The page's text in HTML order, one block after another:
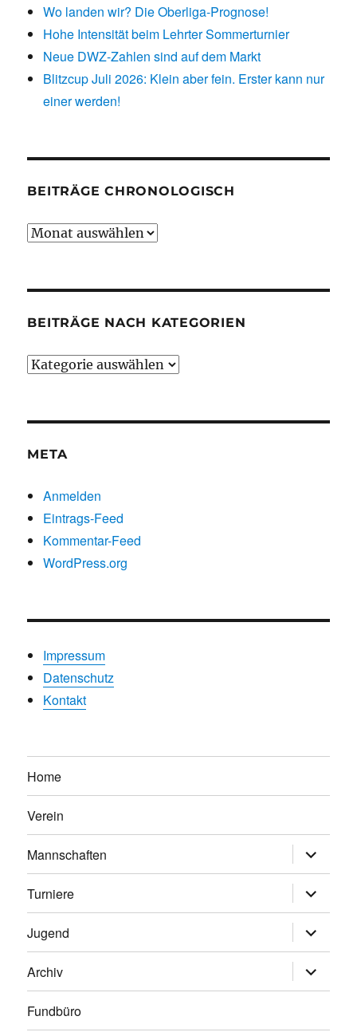
Wo landen wir? Die Oberliga-Prognose!
Hohe Intensität beim Lehrter Sommerturnier
Neue DWZ-Zahlen sind auf dem Markt
Blitzcup Juli 2026: Klein aber fein. Erster kann nur
einer werden!
BEITRÄGE CHRONOLOGISCH
Beiträge
BEITRÄGE NACH KATEGORIEN
Beiträge
META
Anmelden
Eintrags-Feed
Kommentar-Feed
WordPress.org
Impressum
Datenschutz
Kontakt
Home
Verein
Mannschaften
anzeigen
Turniere
anzeigen
Jugend
anzeigen
Archiv
anzeigen
Fundbüro